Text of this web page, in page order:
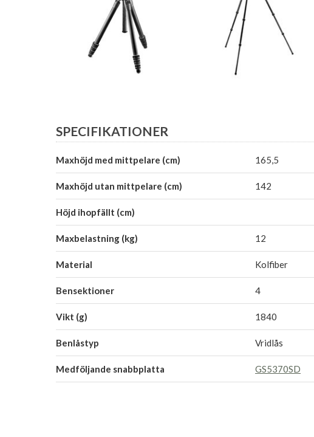
SPECIFIKATIONER
Maxhöjd med mittpelare (cm) 165,5
Maxhöjd utan mittpelare (cm) 142
Höjd ihopfällt (cm)
Maxbelastning (kg) 12
Material Kolfiber
Bensektioner 4
Vikt (g) 1840
Benlåstyp Vridlås
Medföljande snabbplatta GS5370SD